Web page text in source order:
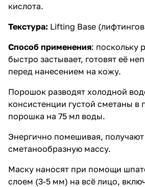
кислота.
Текстура: Lifting Base
Способ применения: поскольку
быстро застывает, готовят её
перед нанесением на кожу.
Порошок разводят холодной
консистенции густой сметаны в
порошка на 75 мл воды.
Энергично помешивая,
сметанообразную массу.
Маску наносят при помощи
слоем (3-5 мм) на всё лицо,